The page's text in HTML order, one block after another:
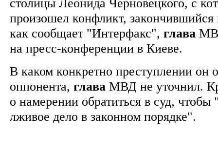
произошел конфликт,
как сообщает "Интерфакс", глава
на пресс-конференции в Киеве.
В каком конкретно преступлении он
оппонента, глава МВД не уточнил.
о намерении обратиться в суд, чтобы
лживое дело в законном порядке".